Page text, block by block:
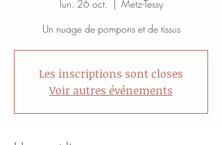
lun. 26 oct.
  |
Metz-Tessy
Un nuage de pompons et de tissus
Les inscriptions sont closes
Voir autres événements